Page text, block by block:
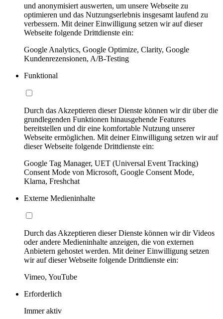
und anonymisiert auswerten, um unsere Webseite zu
optimieren und das Nutzungserlebnis insgesamt laufend zu
verbessern. Mit deiner Einwilligung setzen wir auf dieser
Webseite folgende Drittdienste ein:
Google Analytics, Google Optimize, Clarity, Google
Kundenrezensionen, A/B-Testing
Funktional
Durch das Akzeptieren dieser Dienste können wir dir über die
grundlegenden Funktionen hinausgehende Features
bereitstellen und dir eine komfortable Nutzung unserer
Webseite ermöglichen. Mit deiner Einwilligung setzen wir auf
dieser Webseite folgende Drittdienste ein:
Google Tag Manager, UET (Universal Event Tracking)
Consent Mode von Microsoft, Google Consent Mode,
Klarna, Freshchat
Externe Medieninhalte
Durch das Akzeptieren dieser Dienste können wir dir Videos
oder andere Medieninhalte anzeigen, die von externen
Anbietern gehostet werden. Mit deiner Einwilligung setzen
wir auf dieser Webseite folgende Drittdienste ein:
Vimeo, YouTube
Erforderlich
Immer aktiv